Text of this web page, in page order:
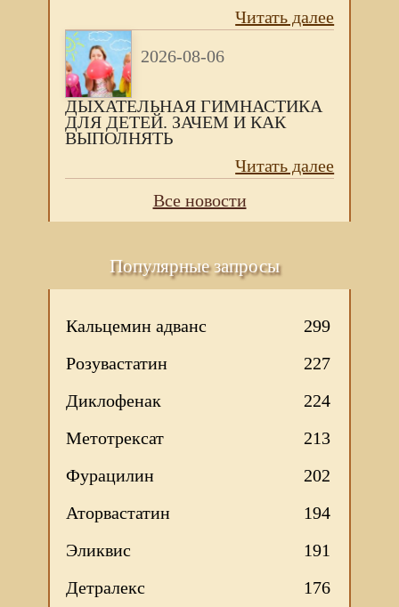
Читать далее
2026-08-06
ДЫХАТЕЛЬНАЯ ГИМНАСТИКА
ДЛЯ ДЕТЕЙ. ЗАЧЕМ И КАК
ВЫПОЛНЯТЬ
Читать далее
Все новости
Популярные запросы
Кальцемин адванс
299
Розувастатин
227
Диклофенак
224
Метотрексат
213
Фурацилин
202
Аторвастатин
194
Эликвис
191
Детралекс
176